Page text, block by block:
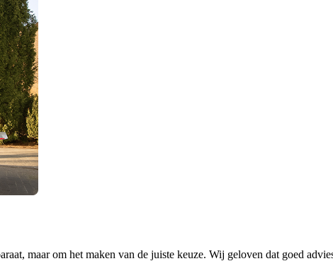
maar om het maken van de juiste keuze. Wij geloven dat goed